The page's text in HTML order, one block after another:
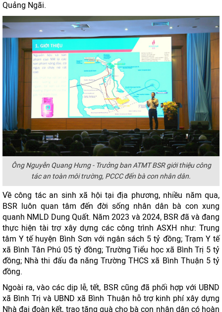
Quảng Ngãi.
Ông Nguyễn Quang Hưng - Trưởng ban ATMT BSR giới thiệu công
tác an toàn môi trường, PCCC đến bà con nhân dân.
Về công tác an sinh xã hội tại địa phương, nhiều năm qua,
BSR luôn quan tâm đến đời sống nhân dân bà con xung
quanh NMLD Dung Quất. Năm 2023 và 2024, BSR đã và đang
thực hiện tài trợ xây dựng các công trình ASXH như: Trung
tâm Y tế huyện Bình Sơn với ngân sách 5 tỷ đồng; Trạm Y tế
xã Bình Tân Phú 05 tỷ đồng; Trường Tiểu học xã Bình Trị 5 tỷ
đồng; Nhà thi đấu đa năng Trường THCS xã Bình Thuận 5 tỷ
đồng.
Ngoài ra, vào các dịp lễ, tết, BSR cũng đã phối hợp với UBND
xã Bình Trị và UBND xã Bình Thuận hỗ trợ kinh phí xây dựng
Nhà đại đoàn kết, trao tặng quà cho bà con nhân dân có hoàn